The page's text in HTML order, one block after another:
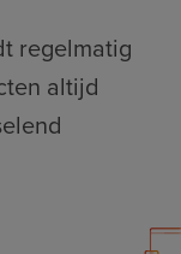
regelmatig
altijd